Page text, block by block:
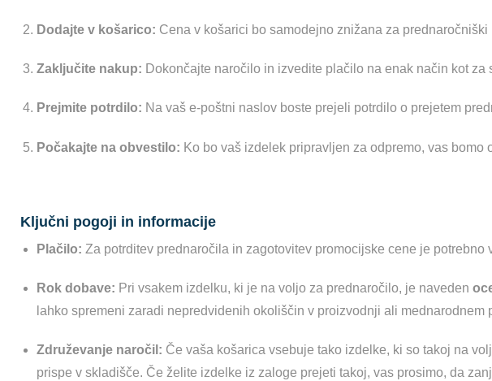
Dodajte v košarico: Cena v košarici bo samodejno znižana za prednaročniški
Zaključite nakup: Dokončajte naročilo in izvedite plačilo na enak način kot
Prejmite potrdilo: Na vaš e-poštni naslov boste prejeli potrdilo o prejetem
Počakajte na obvestilo: Ko bo vaš izdelek pripravljen za odpremo, vas bomo
Ključni pogoji in informacije
Plačilo: Za potrditev prednaročila in zagotovitev promocijske cene je
Rok dobave: Pri vsakem izdelku, ki je na voljo za prednaročilo, je naveden
lahko spremeni zaradi nepredvidenih okoliščin v proizvodnji ali
Združevanje naročil: Če vaša košarica vsebuje tako izdelke, ki so takoj na
prispe v skladišče. Če želite izdelke iz zaloge prejeti takoj, vas prosimo, da